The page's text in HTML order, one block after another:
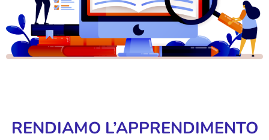
RENDIAMO L’APPRENDIMENTO